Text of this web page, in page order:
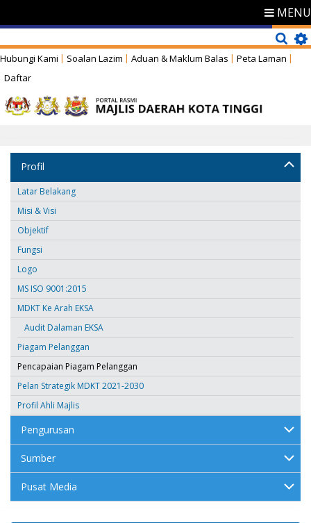
MENU
Hubungi Kami Soalan Lazim Aduan & Maklum Balas
Peta Laman
Daftar
Profil
Latar Belakang
Misi & Visi
Objektif
Fungsi
Logo
MS ISO 9001:2015
MDKT Ke Arah EKSA
Audit Dalaman EKSA
Piagam Pelanggan
Pencapaian Piagam Pelanggan
Pelan Strategik MDKT 2021-2030
Profil Ahli Majlis
Pengurusan
Sumber
Pusat Media